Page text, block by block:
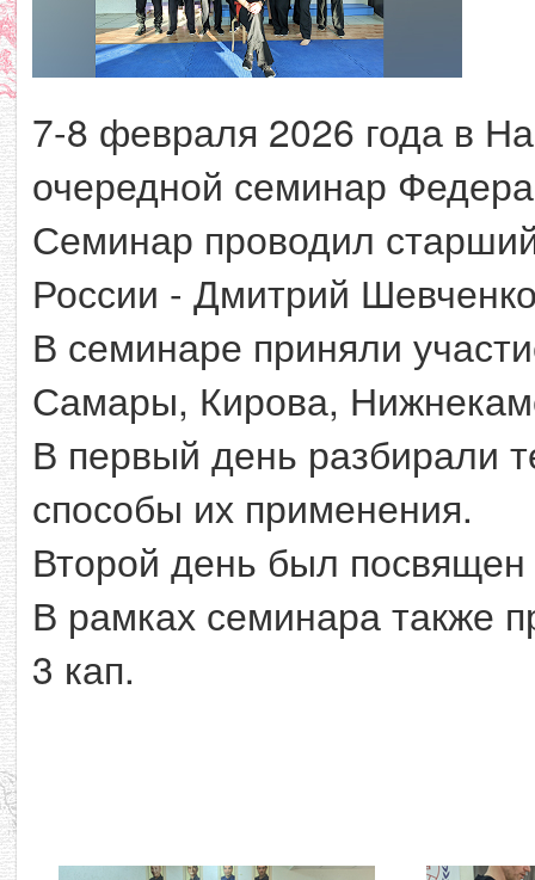
7-8 февраля 2026 года в
очередной семинар
Семинар проводил
России - Дмитрий
В семинаре приняли
Самары, Кирова,
В первый день разбирали
способы их применения.
Второй день был посвящен
В рамках семинара также
3 кап.